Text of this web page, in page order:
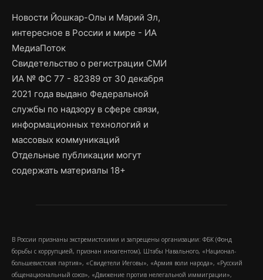
Новости Йошкар-Олы и Марий Эл,
интересное в России и мире - ИА
МедиаПоток
Свидетельство о регистрации СМИ
ИА № ФС 77 - 82389 от 30 декабря
2021 года выдано Федеральной
службы по надзору в сфере связи,
информационных технологий и
массовых коммуникаций
Отдельные публикации могут
содержать материалы 18+
В России признаны экстремистскими и запрещены организации: ФБК (Фонд
борьбы с коррупцией, признан иноагентом), Штабы Навального, «Национал-
большевистская партия», «Свидетели Иеговы», «Армия воли народа», «Русский
общенациональный союз», «Движение против нелегальной иммиграции»,